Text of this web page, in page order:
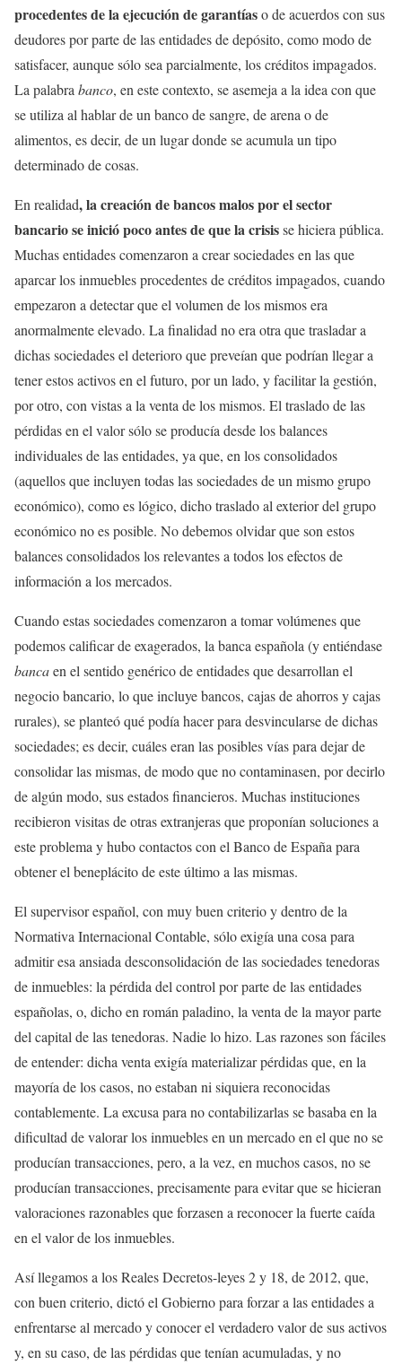
procedentes de la ejecución de garantíaso de acuerdos con sus
deudores por parte de las entidades de depósito, como modo de
satisfacer, aunque sólo sea parcialmente, los créditos impagados.
La palabra banco, en este contexto, se asemeja a la idea con que
se utiliza al hablar de un banco de sangre, de arena o de
alimentos, es decir, de un lugar donde se acumula un tipo
determinado de cosas.
En realidad, la creación de bancos malos por el sector
bancario se inició poco antes de que la crisisse hiciera pública.
Muchas entidades comenzaron a crear sociedades en las que
aparcar los inmuebles procedentes de créditos impagados, cuando
empezaron a detectar que el volumen de los mismos era
anormalmente elevado. La finalidad no era otra que trasladar a
dichas sociedades el deterioro que preveían que podrían llegar a
tener estos activos en el futuro, por un lado, y facilitar la gestión,
por otro, con vistas a la venta de los mismos. El traslado de las
pérdidas en el valor sólo se producía desde los balances
individuales de las entidades, ya que, en los consolidados
(aquellos que incluyen todas las sociedades de un mismo grupo
económico), como es lógico, dicho traslado al exterior del grupo
económico no es posible. No debemos olvidar que son estos
balances consolidados los relevantes a todos los efectos de
información a los mercados.
Cuando estas sociedades comenzaron a tomar volúmenes que
podemos calificar de exagerados, la banca española (y entiéndase
bancaen el sentido genérico de entidades que desarrollan el
negocio bancario, lo que incluye bancos, cajas de ahorros y cajas
rurales), se planteó qué podía hacer para desvincularse de dichas
sociedades; es decir, cuáles eran las posibles vías para dejar de
consolidar las mismas, de modo que no contaminasen, por decirlo
de algún modo, sus estados financieros. Muchas instituciones
recibieron visitas de otras extranjeras que proponían soluciones a
este problema y hubo contactos con el Banco de España para
obtener el beneplácito de este último a las mismas.
El supervisor español, con muy buen criterio y dentro de la
Normativa Internacional Contable, sólo exigía una cosa para
admitir esa ansiada desconsolidación de las sociedades tenedoras
de inmuebles: la pérdida del control por parte de las entidades
españolas, o, dicho en román paladino, la venta de la mayor parte
del capital de las tenedoras. Nadie lo hizo. Las razones son fáciles
de entender: dicha venta exigía materializar pérdidas que, en la
mayoría de los casos, no estaban ni siquiera reconocidas
contablemente. La excusa para no contabilizarlas se basaba en la
dificultad de valorar los inmuebles en un mercado en el que no se
producían transacciones, pero, a la vez, en muchos casos, no se
producían transacciones, precisamente para evitar que se hicieran
valoraciones razonables que forzasen a reconocer la fuerte caída
en el valor de los inmuebles.
Así llegamos a los Reales Decretos-leyes 2 y 18, de 2012, que,
con buen criterio, dictó el Gobierno para forzar a las entidades a
enfrentarse al mercado y conocer el verdadero valor de sus activos
y, en su caso, de las pérdidas que tenían acumuladas, y no